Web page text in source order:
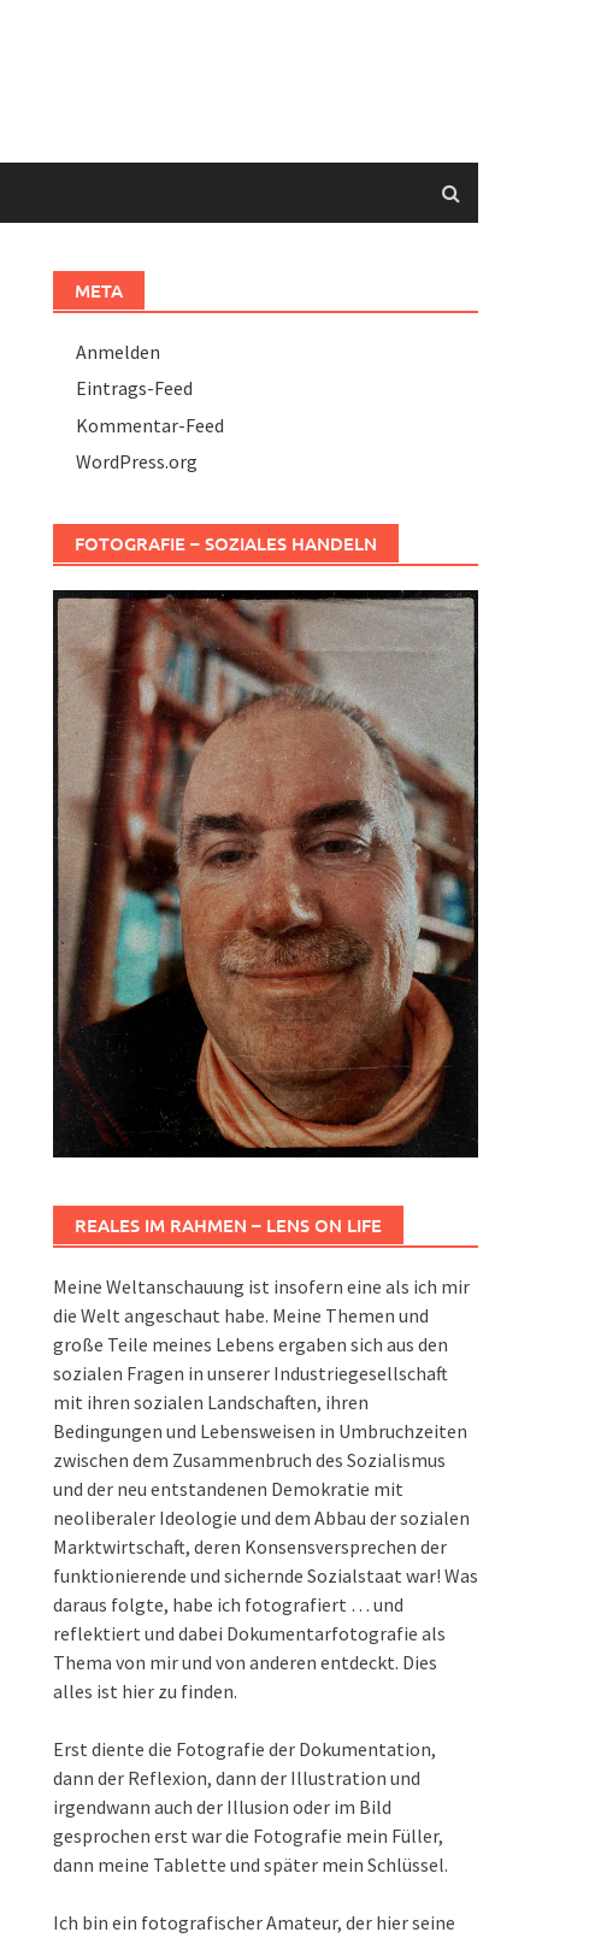
META
Anmelden
Eintrags-Feed
Kommentar-Feed
WordPress.org
FOTOGRAFIE – SOZIALES HANDELN
REALES IM RAHMEN – LENS ON LIFE
Meine Weltanschauung ist insofern eine als ich mir
die Welt angeschaut habe. Meine Themen und
große Teile meines Lebens ergaben sich aus den
sozialen Fragen in unserer Industriegesellschaft
mit ihren sozialen Landschaften, ihren
Bedingungen und Lebensweisen in Umbruchzeiten
zwischen dem Zusammenbruch des Sozialismus
und der neu entstandenen Demokratie mit
neoliberaler Ideologie und dem Abbau der sozialen
Marktwirtschaft, deren Konsensversprechen der
funktionierende und sichernde Sozialstaat war! Was
daraus folgte, habe ich fotografiert … und
reflektiert und dabei Dokumentarfotografie als
Thema von mir und von anderen entdeckt. Dies
alles ist hier zu finden.
Erst diente die Fotografie der Dokumentation,
dann der Reflexion, dann der Illustration und
irgendwann auch der Illusion oder im Bild
gesprochen erst war die Fotografie mein Füller,
dann meine Tablette und später mein Schlüssel.
Ich bin ein fotografischer Amateur, der hier seine